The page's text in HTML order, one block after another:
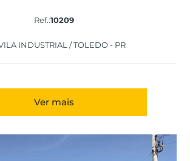
Ref.:10209
INDUSTRIAL / TOLEDO - PR
Ver mais